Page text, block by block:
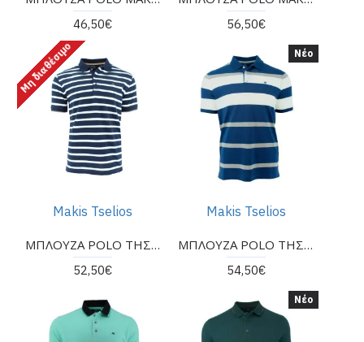
46,50€ 56,50€
Μη διαθέσιμο
Makis Tselios
ΜΠΛΟΥΖΑ POLO ΤΗΣ ΕΤΑΙΡΕΙΑΣ Makis Tselios
52,50€
Νέο
Makis Tselios
ΜΠΛΟΥΖΑ POLO ΤΗΣ ΕΤΑΙΡΕΙΑΣ MAKIS TSELIOS
54,50€
Νέο